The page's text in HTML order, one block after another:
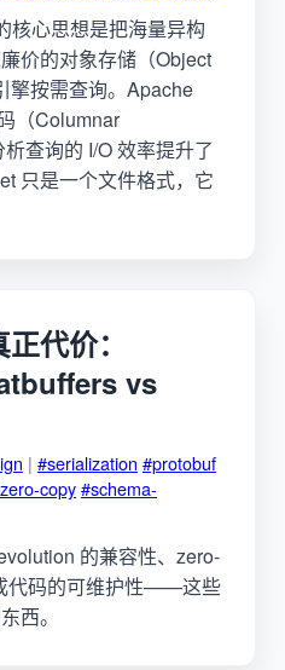
核心思想是把海量异构
价的对象存储（Object
擎按需查询。Apache
（Columnar
查询的 I/O 效率提升了
只是一个文件格式，它
代价：
vs
| #serialization #protobuf
copy#schema-
的兼容性、zero-
代码的可维护性——这些
西。